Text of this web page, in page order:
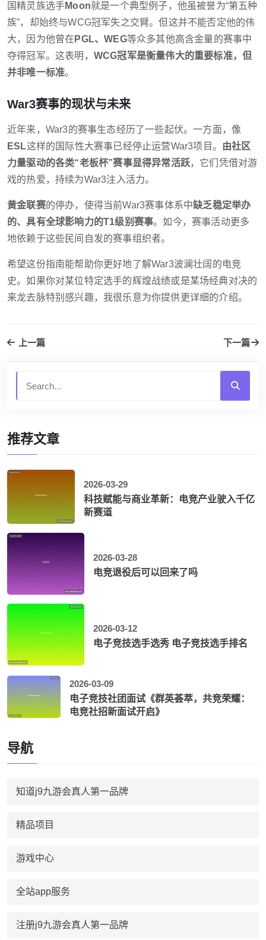
国精灵族选手Moon就是一个典型例子，他虽被誉为“第五种
族”，却始终与WCG冠军失之交臂。但这并不能否定他的伟
大，因为他曾在 PGL、WEG等众多其他高含金量的赛事中
夺得冠军。这表明， WCG冠军是衡量伟大的重要标准，但
并非唯一标准。
War3赛事的现状与未来
近年来，War3的赛事生态经历了一些起伏。一方面，像
ESL这样的国际性大赛事已经停止运营War3项目。 由社区
力量驱动的各类“老板杯”赛事显得异常活跃，它们凭借对游
戏的热爱，持续为War3注入活力。
黄金联赛的停办，使得当前War3赛事体系中缺乏稳定举办
的、具有全球影响力的T1级别赛事。如今，赛事活动更多
地依赖于这些民间自发的赛事组织者。
希望这份指南能帮助你更好地了解War3波澜壮阔的电竞
史。如果你对某位特定选手的辉煌战绩或是某场经典对决的
来龙去脉特别感兴趣，我很乐意为你提供更详细的介绍。
上一篇 下一篇
推荐文章
2026-03-29
科技赋能与商业革新：电竞产业驶入千亿
新赛道
2026-03-28
电竞退役后可以回来了吗
2026-03-12
电子竞技选手选秀 电子竞技选手排名
2026-03-09
电子竞技社团面试《群英荟萃，共竞荣耀：
电竞社招新面试开启》
导航
知道j9九游会真人第一品牌
精品项目
游戏中心
全站app服务
注册j9九游会真人第一品牌